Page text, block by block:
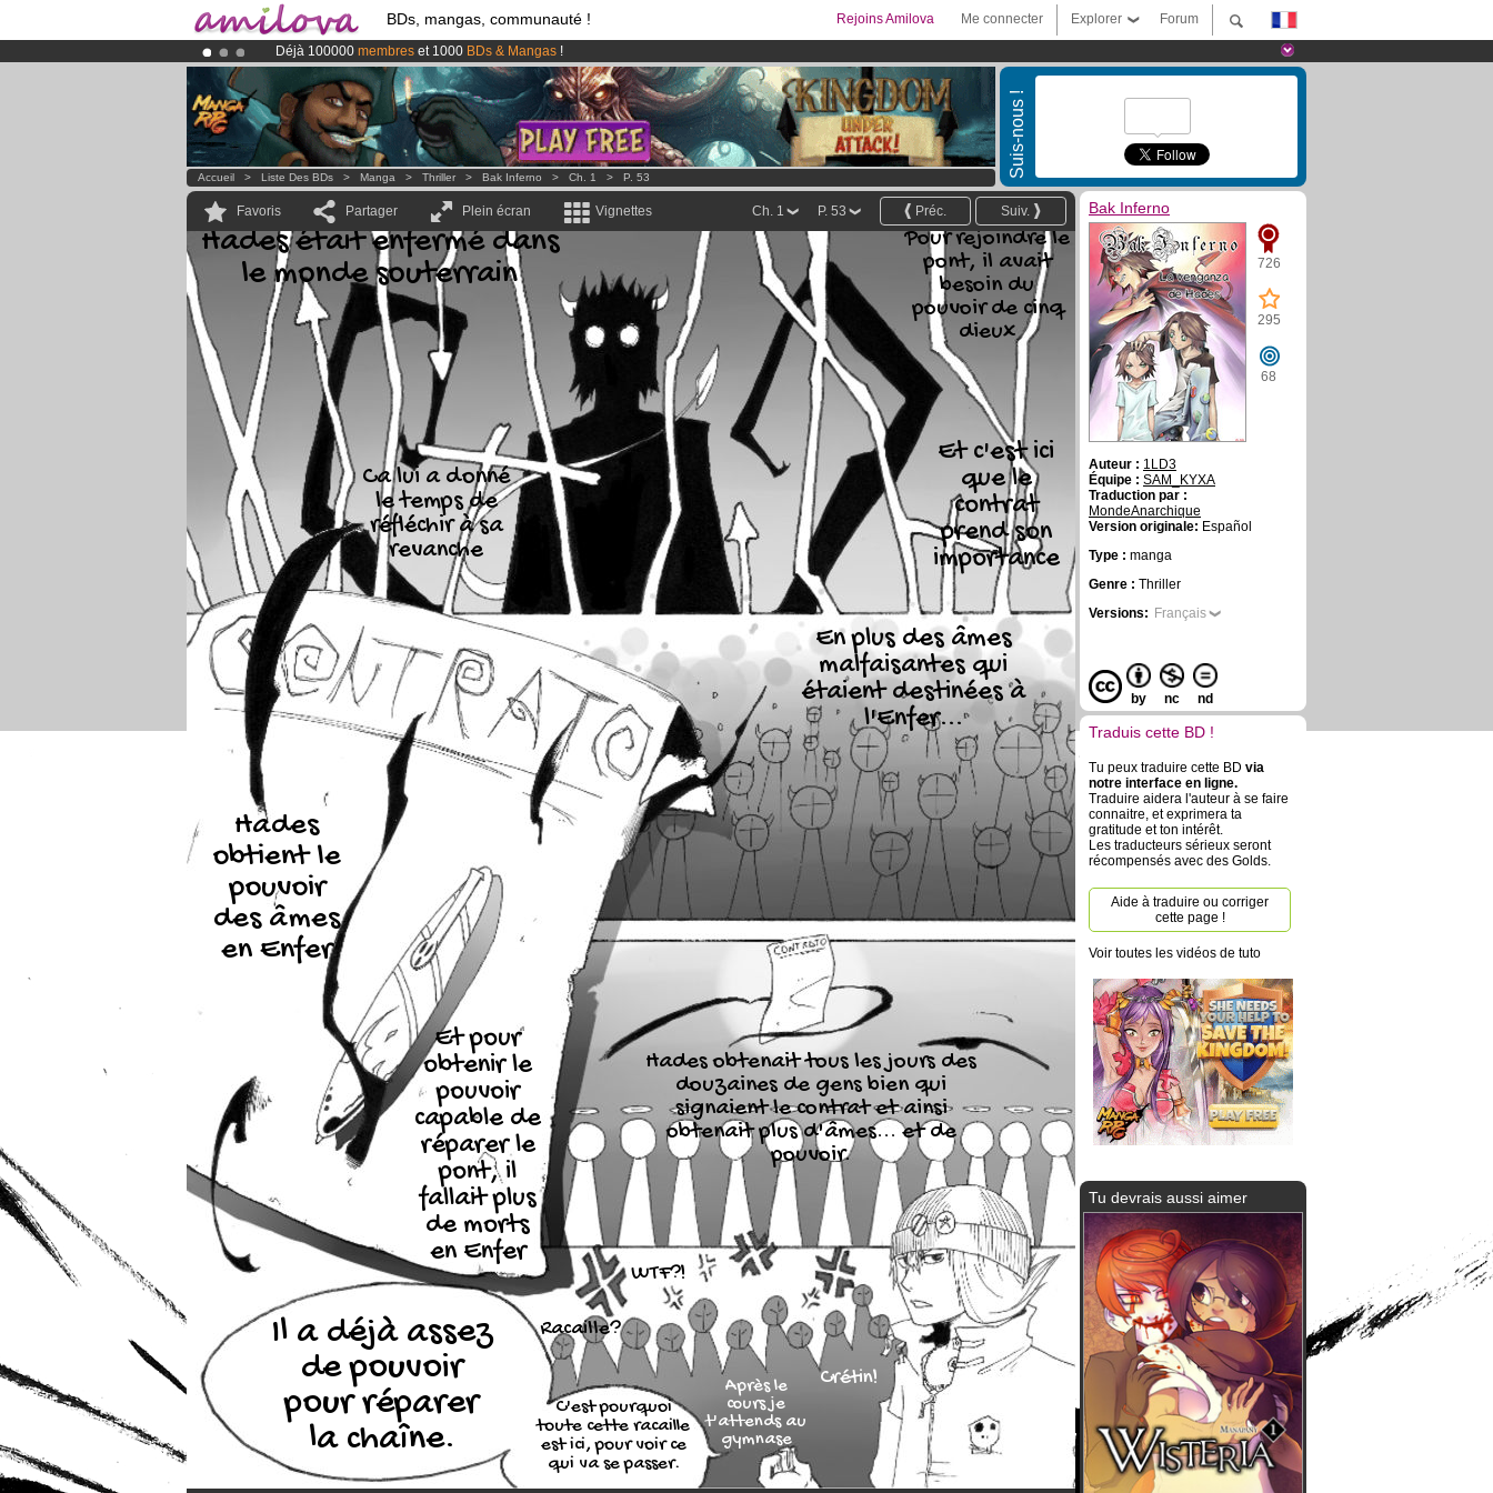
BDs, mangas, communauté ! Forum
Explorer
Me connecter
Rejoins Amilova
Déjà 100000 membres et 1000 BDs & Mangas !
Abonnement premium: à partir de3.95 eurospar mois !Clique ici pour t'abonner
LeKickstarter Amilova est désormais lancé
Suis-nous !
Accueil > Liste Des BDs > Manga > Thriller > Bak Inferno > Ch. 1 > P. 53
Favoris Partager Plein écran Vignettes Suiv.
Préc.
P. 53
Ch. 1
Hades était enfermé dans
le monde souterrain
Ca lui a donné
le temps de
réfléchir à sa
revanche
Pour rejoindre le
pont, il avait
besoin du
pouvoir de cinq
dieux
Et c'est ici
que le
contrat
prend son
importance
Hades
obtient le
pouvoir
des âmes
en Enfer
Et pour
obtenir le
pouvoir
capable de
réparer le
pont, il
fallait plus
de morts
en Enfer
En plus des âmes
malfaisantes qui
étaient destinées à
l'Enfer...
Hades obtenait tous les jours des
douzaines de gens bien qui
signaient le contrat et ainsi
obtenait plus d'âmes... et de
pouvoir.
Il a déjà assez
de pouvoir
pour réparer
la chaîne.
C'est pourquoi
toute cette racaille
est ici, pour voir ce
qui va se passer.
Racaille?
WTF?!
Après le
cours je
t'attends au
gymnase
Crétin!
Bak Inferno
726
295
68
Auteur : 1LD3
Équipe : SAM_KYXA
Traduction par :
MondeAnarchique
Version originale: Español
Type : manga
Genre : Thriller
Versions: Français
by nc nd
Traduis cette BD !
Tu peux traduire cette BD via
notre interface en ligne.
Traduire aidera l'auteur à se faire
connaitre, et exprimera ta
gratitude et ton intérêt.
Les traducteurs sérieux seront
récompensés avec des Golds.
Aide à traduire ou corriger
cette page !
Voir toutes les vidéos de tuto
Tu devrais aussi aimer